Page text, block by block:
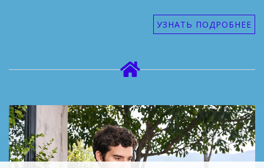
УЗНАТЬ ПОДРОБНЕЕ